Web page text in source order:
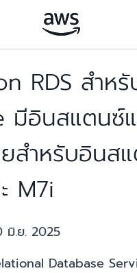
RDS สำหรั
มีอินสแตนซ์
ยสำหรับอินส
M7i
มิ.ย. 2025
Database